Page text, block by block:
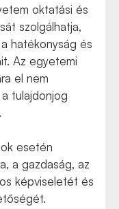
oktatási és
szolgálhatja,
hatékonyság és
Az egyetemi
el nem
tulajdonjog
esetén
a gazdaság, az
képviseletét és